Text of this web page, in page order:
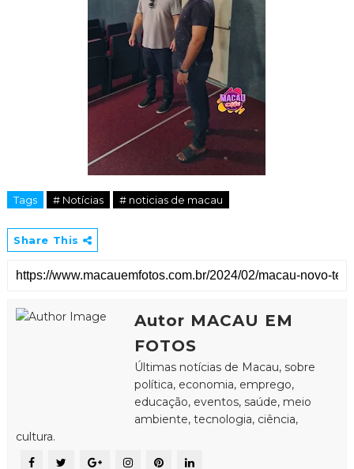
Tags # Notícias # noticias de macau
Share This
Autor MACAU EM
FOTOS
Últimas notícias de Macau, sobre
política, economia, emprego,
educação, eventos, saúde, meio
ambiente, tecnologia, ciência,
cultura.